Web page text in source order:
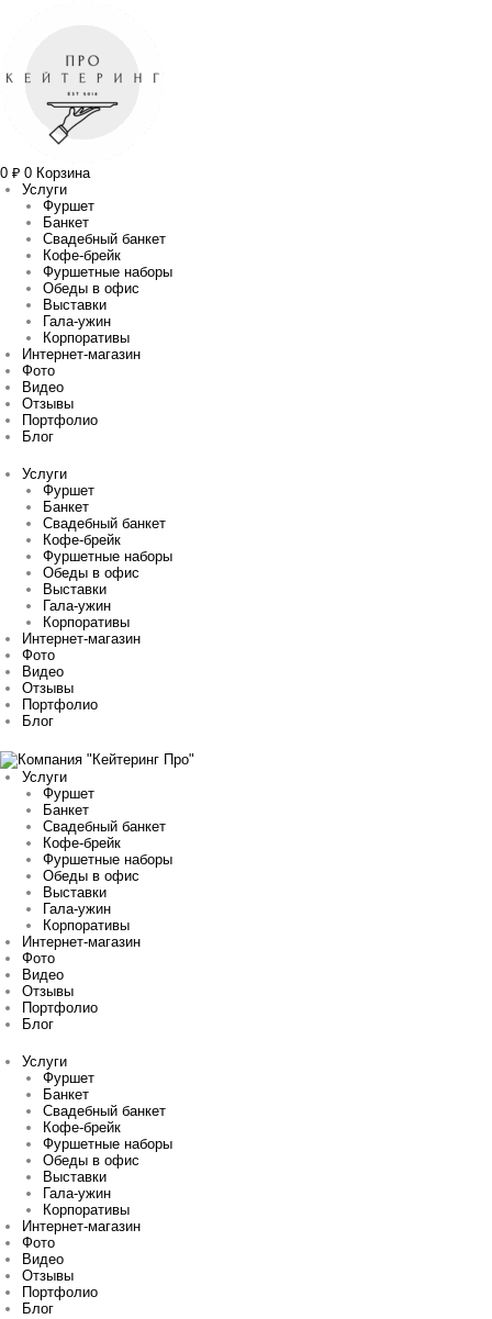
0 ₽ 0 Корзина
Услуги
Фуршет
Банкет
Свадебный банкет
Кофе-брейк
Фуршетные наборы
Обеды в офис
Выставки
Гала-ужин
Корпоративы
Интернет-магазин
Фото
Видео
Отзывы
Портфолио
Блог
Услуги
Фуршет
Банкет
Свадебный банкет
Кофе-брейк
Фуршетные наборы
Обеды в офис
Выставки
Гала-ужин
Корпоративы
Интернет-магазин
Фото
Видео
Отзывы
Портфолио
Блог
Услуги
Фуршет
Банкет
Свадебный банкет
Кофе-брейк
Фуршетные наборы
Обеды в офис
Выставки
Гала-ужин
Корпоративы
Интернет-магазин
Фото
Видео
Отзывы
Портфолио
Блог
Услуги
Фуршет
Банкет
Свадебный банкет
Кофе-брейк
Фуршетные наборы
Обеды в офис
Выставки
Гала-ужин
Корпоративы
Интернет-магазин
Фото
Видео
Отзывы
Портфолио
Блог
классический